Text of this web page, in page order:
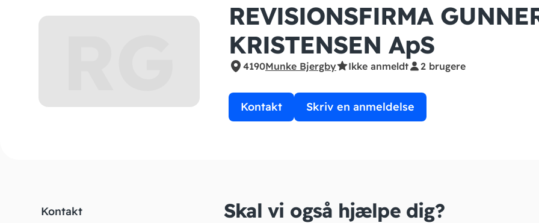
REVISIONSFIRMA
KRISTENSEN ApS
4190Munke Bjergby Ikke anmeldt 2 brugere
Kontakt Skriv en anmeldelse
Kontakt Skal vi også hjælpe dig?